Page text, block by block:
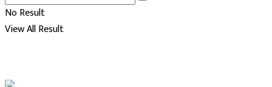
No Result
View All Result